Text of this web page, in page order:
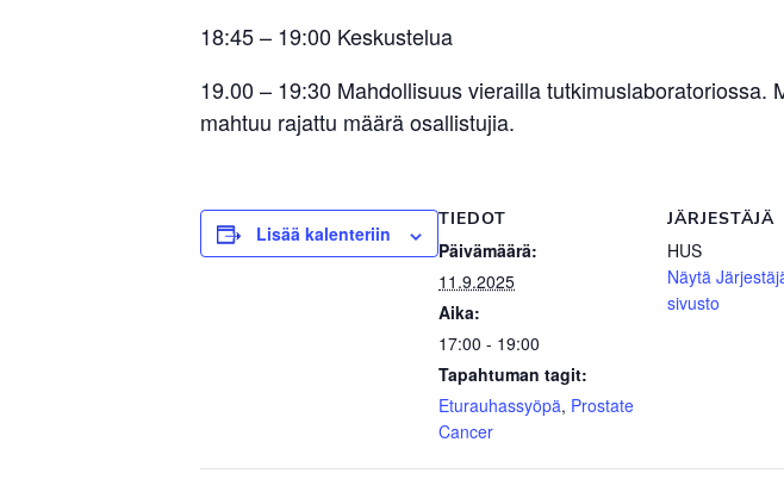
18:45 – 19:00 Keskustelua
19.00 – 19:30 Mahdollisuus vierailla tutkimuslaboratoriossa.
mahtuu rajattu määrä osallistujia.
Lisää kalenteriin
TIEDOT
Päivämäärä:
11.9.2025
Aika:
17:00 - 19:00
Tapahtuman tagit:
Eturauhassyöpä, Prostate
Cancer
JÄRJESTÄJÄ
HUS
Näytä
sivusto